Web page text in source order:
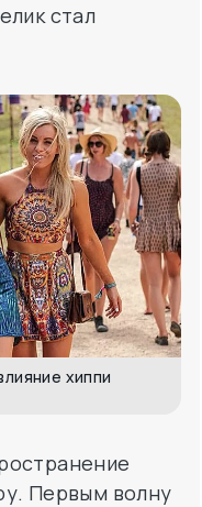
стал
хиппи
Первым волну